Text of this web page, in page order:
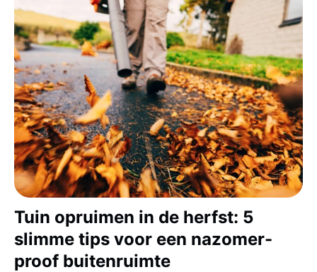
Tuin opruimen in de herfst: 5
slimme tips voor een nazomer-
proof buitenruimte